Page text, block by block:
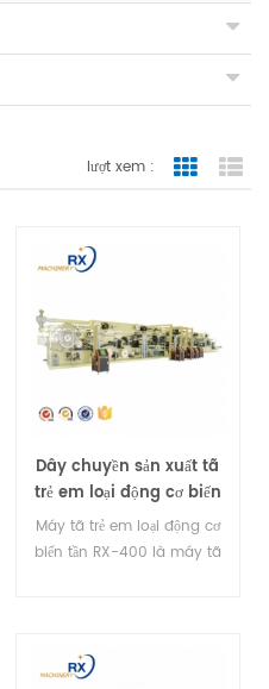
lượt xem : Grid View
Dây chuyền sản xuất tã
trẻ em loại động cơ biến
tần RX-400
Máy tã trẻ em loại động cơ
biến tần RX-400 là máy tã